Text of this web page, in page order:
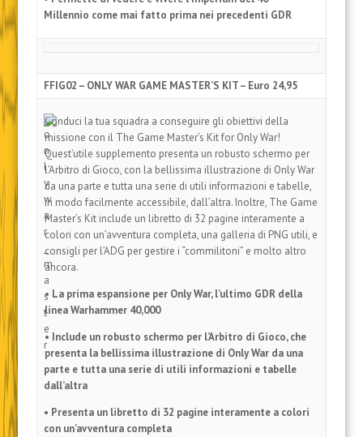
Millennio come mai fatto prima nei precedenti GDR
FFIG02 – ONLY WAR GAME MASTER’S KIT – Euro 24,95
Conduci la tua squadra a conseguire gli obiettivi della
missione con il The Game Master’s Kit for Only War!
Quest’utile supplemento presenta un robusto schermo per
l’Arbitro di Gioco, con la bellissima illustrazione di Only War
da una parte e tutta una serie di utili informazioni e tabelle,
in modo facilmente accessibile, dall’altra. Inoltre, The Game
Master’s Kit include un libretto di 32 pagine interamente a
colori con un’avventura completa, una galleria di PNG utili, e
consigli per l’ADG per gestire i “commilitoni” e molto altro
ancora.
• La prima espansione per Only War, l’ultimo GDR della
linea Warhammer 40,000
• Include un robusto schermo per l’Arbitro di Gioco, che
presenta la bellissima illustrazione di Only War da una
parte e tutta una serie di utili informazioni e tabelle
dall’altra
• Presenta un libretto di 32 pagine interamente a colori
con un’avventura completa